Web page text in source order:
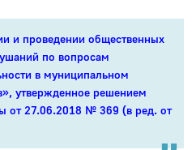
и проведении общественных
по вопросам
в муниципальном
утвержденное решением
от 27.06.2018 № 369 (в ред. от